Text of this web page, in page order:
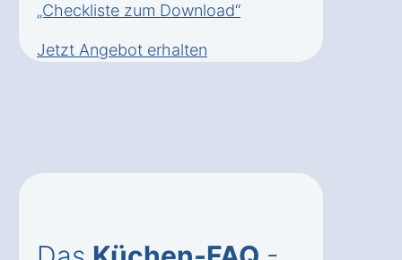
„Checkliste zum Download“
Jetzt Angebot erhalten